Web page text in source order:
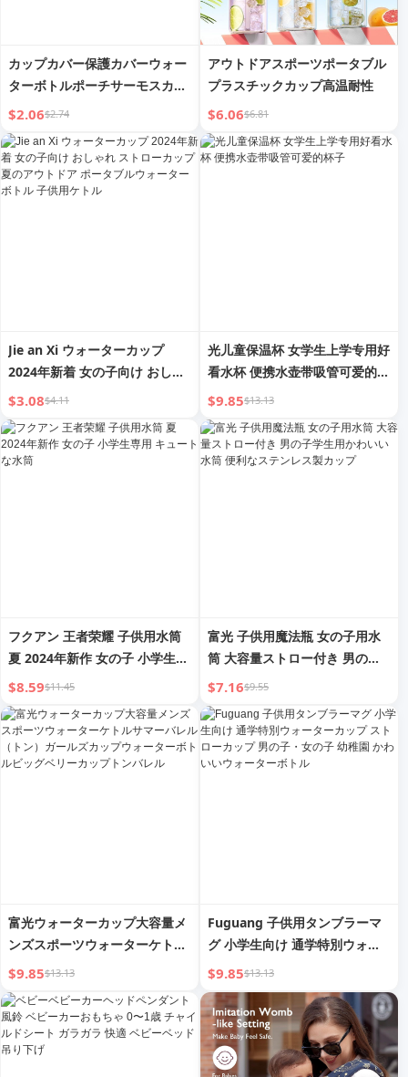
カップカバー保護カバーウォー
ターボトルポーチサーモスカッ
プストラップ子供用落下防止ポ
ータブルハンドル付き缶バック
防水オーブンミット手作り
$2.06$2.74
アウトドアスポーツポータブル
プラスチックカップ高温耐性
$6.06$6.81
Jie an Xi ウォーターカップ
2024年新着 女の子向け おしゃ
れ ストローカップ 夏のアウト
ドア ポータブルウォーターボト
ル 子供用ケトル
$3.08$4.11
光儿童保温杯 女学生上学专用好
看水杯 便携水壶带吸管可爱的杯
子
$9.85$13.13
フクアン 王者荣耀 子供用水筒
夏 2024年新作 女の子 小学生専
用 キュートな水筒
$8.59$11.45
富光 子供用魔法瓶 女の子用水
筒 大容量ストロー付き 男の子
学生用かわいい水筒 便利なステ
ンレス製カップ
$7.16$9.55
富光ウォーターカップ大容量メ
ンズスポーツウォーターケトル
サマーバレル（トン）ガールズ
カップウォーターボトルビッグ
ベリーカップトンバレル
$9.85$13.13
Fuguang 子供用タンブラーマ
グ 小学生向け 通学特別ウォー
ターカップ ストローカップ 男
の子・女の子 幼稚園 かわいい
ウォーターボトル
$9.85$13.13